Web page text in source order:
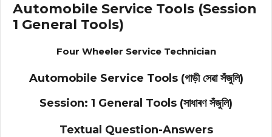
Automobile Service Tools (Session
1 General Tools)
Four Wheeler Service Technician
Automobile Service Tools (গাড়ী সেৱা সঁজুলি)
Session: 1 General Tools (সাধাৰণ সঁজুলি)
Textual Question-Answers